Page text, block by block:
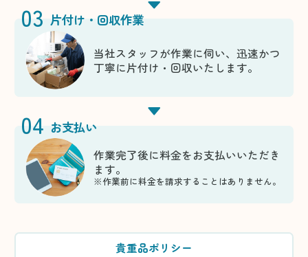
03 片付け・回収作業
当社スタッフが作業に伺い、迅速かつ
丁寧に片付け・回収いたします。
04 お支払い
作業完了後に料金をお支払いいただき
ます。
※作業前に料金を請求することはありません。
貴重品ポリシー